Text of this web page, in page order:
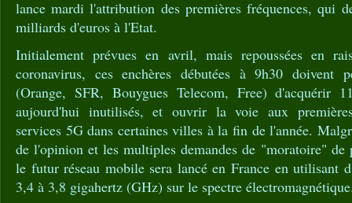
lance mardi l'attribution des premières fréquences, qui
milliards d'euros à l'Etat.
Initialement prévues en avril, mais repoussées en
coronavirus, ces enchères débutées à 9h30 doivent
(Orange, SFR, Bouygues Telecom, Free) d'acquérir
aujourd'hui inutilisés, et ouvrir la voie aux
services 5G dans certaines villes à la fin de l'année.
de l'opinion et les multiples demandes de "moratoire" de
le futur réseau mobile sera lancé en France en utilisant
3,4 à 3,8 gigahertz (GHz) sur le spectre